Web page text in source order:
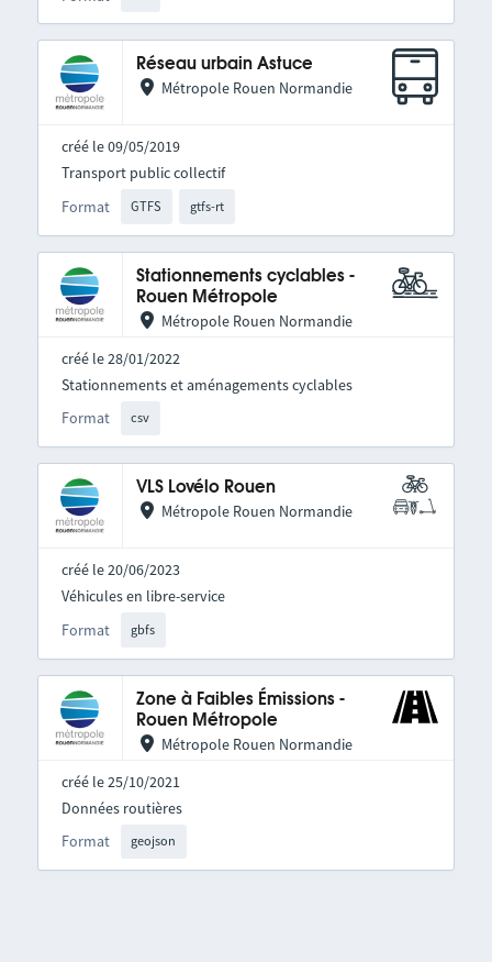
Réseau urbain Astuce
Métropole Rouen Normandie
créé le 09/05/2019
Format GTFS gtfs-rt
Transport public collectif
Stationnements cyclables -
Rouen Métropole
Métropole Rouen Normandie
créé le 28/01/2022
Format csv
Stationnements et aménagements cyclables
VLS Lovélo Rouen
Métropole Rouen Normandie
créé le 20/06/2023
Format gbfs
Véhicules en libre-service
Zone à Faibles Émissions -
Rouen Métropole
Métropole Rouen Normandie
créé le 25/10/2021
Format geojson
Données routières